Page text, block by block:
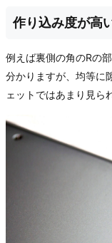
作り込み度が高
例えば裏側の角のRの
分かりますが、均等に
ェットではあまり見ら